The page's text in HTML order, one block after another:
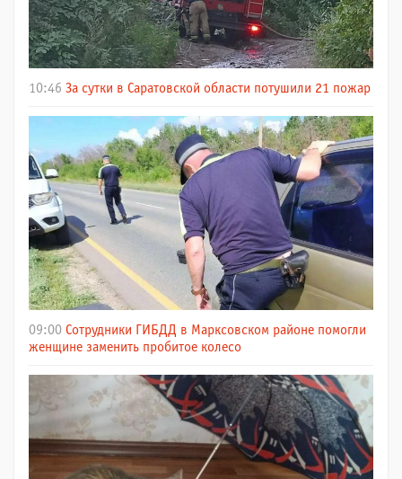
10:46 За сутки в Саратовской области потушили 21 пожар
09:00 Сотрудники ГИБДД в Марксовском районе помогли
женщине заменить пробитое колесо